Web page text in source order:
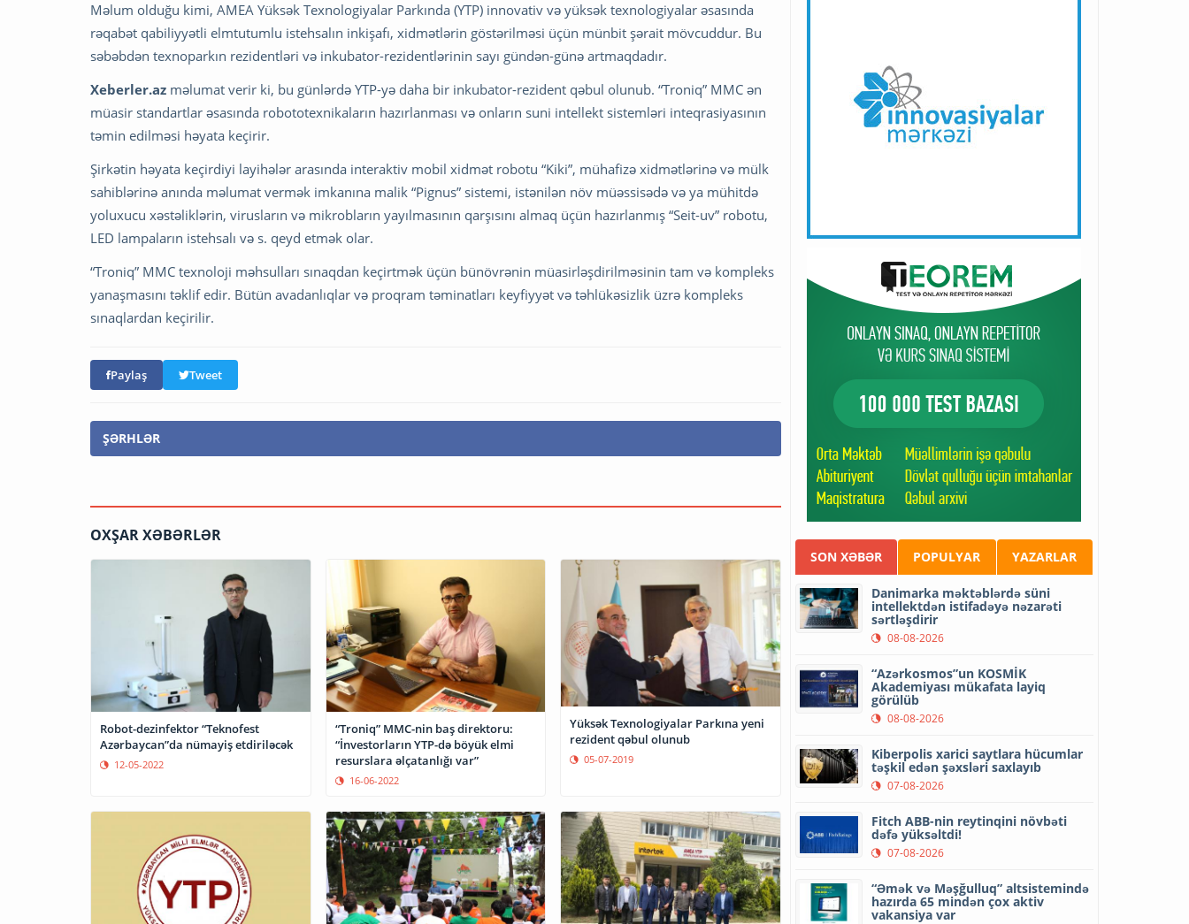
Məlum olduğu kimi, AMEA Yüksək Texnologiyalar Parkında (YTP) innovativ və yüksək texnologiyalar əsasında
rəqabət qabiliyyətli elmtutumlu istehsalın inkişafı, xidmətlərin göstərilməsi üçün münbit şərait mövcuddur. Bu
səbəbdən texnoparkın rezidentləri və inkubator-rezidentlərinin sayı gündən-günə artmaqdadır.
Xeberler.az məlumat verir ki, bu günlərdə YTP-yə daha bir inkubator-rezident qəbul olunub. “Troniq” MMC ən
müasir standartlar əsasında robototexnikaların hazırlanması və onların suni intellekt sistemləri inteqrasiyasının
təmin edilməsi həyata keçirir.
Şirkətin həyata keçirdiyi layihələr arasında interaktiv mobil xidmət robotu “Kiki”, mühafizə xidmətlərinə və mülk
sahiblərinə anında məlumat vermək imkanına malik “Pignus” sistemi, istənilən növ müəssisədə və ya mühitdə
yoluxucu xəstəliklərin, virusların və mikrobların yayılmasının qarşısını almaq üçün hazırlanmış “Seit-uv” robotu,
LED lampaların istehsalı və s. qeyd etmək olar.
“Troniq” MMC texnoloji məhsulları sınaqdan keçirtmək üçün bünövrənin müasirləşdirilməsinin tam və kompleks
yanaşmasını təklif edir. Bütün avadanlıqlar və proqram təminatları keyfiyyət və təhlükəsizlik üzrə kompleks
sınaqlardan keçirilir.
Paylaş Tweet
ŞƏRHLƏR
OXŞAR XƏBƏRLƏR
Robot-dezinfektor “Teknofest
Azərbaycan”da nümayiş etdiriləcək
12-05-2022
“Troniq” MMC-nin baş direktoru:
“İnvestorların YTP-də böyük elmi
resurslara əlçatanlığı var”
16-06-2022
Yüksək Texnologiyalar Parkına yeni
rezident qəbul olunub
05-07-2019
SON XƏBƏR POPULYAR YAZARLAR
Danimarka məktəblərdə süni
intellektdən istifadəyə nəzarəti
sərtləşdirir
08-08-2026
“Azərkosmos”un KOSMİK
Akademiyası mükafata layiq
görülüb
08-08-2026
Kiberpolis xarici saytlara hücumlar
təşkil edən şəxsləri saxlayıb
07-08-2026
Fitch ABB-nin reytinqini növbəti
dəfə yüksəltdi!
07-08-2026
“Əmək və Məşğulluq” altsistemində
hazırda 65 mindən çox aktiv
vakansiya var